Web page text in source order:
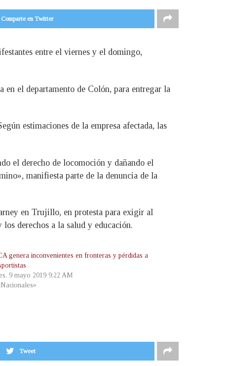
Comparte en Twitter
entre el viernes y el domingo,
el departamento de Colón, para entregar la
estimaciones de la empresa afectada, las
el derecho de locomoción y dañando el
manifiesta parte de la denuncia de la
en Trujillo, en protesta para exigir al
derechos a la salud y educación.
genera inconvenientes en fronteras y pérdidas a
9 mayo 2019 9:22 AM
Tweet